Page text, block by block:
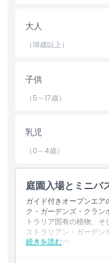
リラックスした方法でメ
のひとつを楽しむ機会を
対象外
営業時間
大人
（18歳以上）
子供
（5～17歳）
乳児
（0～4歳）
庭園入場とミニバ
ガイド付きオープンエア
ク・ガーデンズ・クラン
トラリア固有の植物、
ストラリアン・ガーデン
続きを読む
含まれるもの